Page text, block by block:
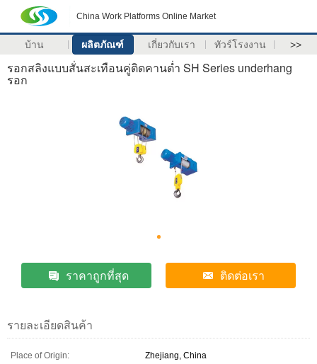
China Work Platforms Online Market
บ้าน ผลิตภัณฑ์ เกี่ยวกับเรา ทัวร์โรงงาน >>
รอกสลิงแบบสั่นสะเทือนคู่ติดคานต่ำ SH Series underhang
รอก
ราคาถูกที่สุด ติดต่อเรา
รายละเอียดสินค้า
Place of Origin:
Zhejiang, China